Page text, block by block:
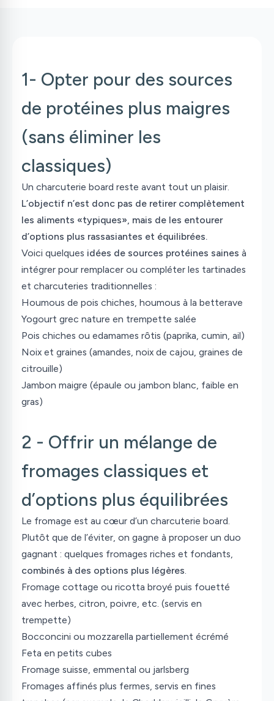
1- Opter pour des sources
de protéines plus maigres
(sans éliminer les
classiques)
Uncharcuterie board reste avant tout un plaisir.
L’objectif n’est donc pas de retirer complètement
les aliments «typiques», mais de les entourer
d’options plus rassasiantes et équilibrées.
Voici quelques idées de sources protéines saines à
intégrer pour remplacer ou compléter les tartinades
et charcuteries traditionnelles :
Houmous de pois chiches, houmous à la betterave
Yogourt grec nature en trempette salée
Pois chiches ou edamames rôtis (paprika, cumin, ail)
Noix et graines (amandes, noix de cajou, graines de
citrouille)
Jambon maigre (épaule ou jambon blanc, faible en
gras)
2 - Offrir un mélange de
fromages classiques et
d’options plus équilibrées
Le fromage est au cœur d’uncharcuterie board.
Plutôt que de l’éviter, on gagne à proposer un duo
gagnant : quelques fromages riches et fondants,
combinés à des options plus légères.
Fromage cottage ou ricotta broyé puis fouetté
avec herbes, citron, poivre, etc. (servis en
trempette)
Bocconcini ou mozzarella partiellement écrémé
Feta en petits cubes
Fromage suisse, emmental ou jarlsberg
Fromages affinés plus fermes, servis en fines